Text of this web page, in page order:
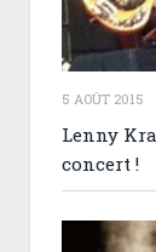
5 AOÛT 2015
Lenny
concert !